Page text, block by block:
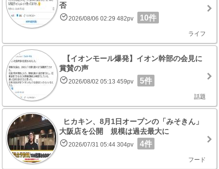
否
2026/08/06 02:29 482pv 10件
ライフ
【イオンモール爆発】イオン幹部の会見に
賞賛の声
2026/08/02 05:13 459pv 5件
話題
ヒカキン、8月1日オープンの「みそきん」
大阪店を公開 規模は過去最大に
2026/07/31 05:44 304pv 4件
フード